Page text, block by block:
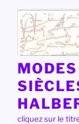
contenu
principal
cliquez sur le